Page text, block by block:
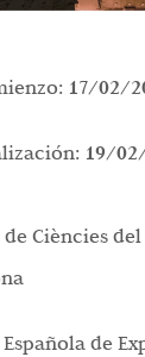
17/02/
19/
Ciències del
Española de